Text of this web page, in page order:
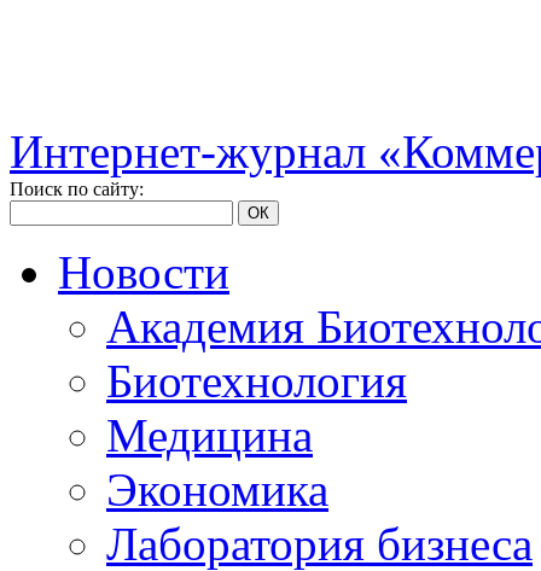
Интернет-журнал
Поиск по сайту:
ОК
Новости
Академия
Биотехнология
Медицина
Экономика
Лаборатория бизнеса